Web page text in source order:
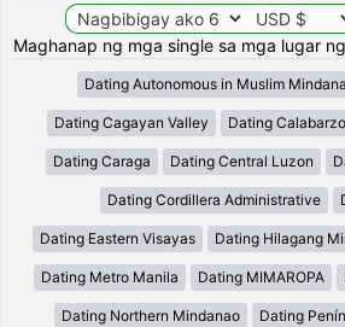
Maghanap ng mga single sa mga lugar
Dating Autonomous in Muslim
Dating Cagayan Valley Dating
Dating Caraga Dating Central Luzon
Dating Cordillera Administrative
Dating Eastern Visayas Dating Hilagang
Dating Metro Manila Dating MIMAROPA
Dating Northern Mindanao Dating